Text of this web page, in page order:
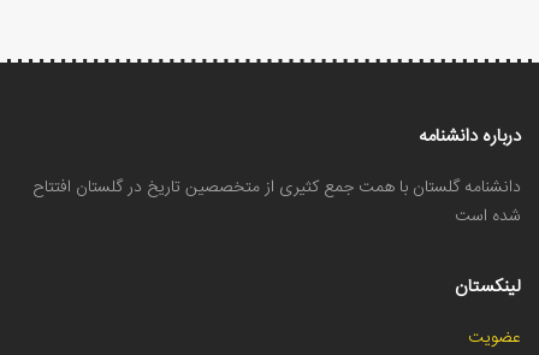
درباره دانشنامه
دانشنامه گلستان با همت جمع کثیری از متخصصین تاریخ در گلستان افتتاح
شده است
لینکستان
عضویت